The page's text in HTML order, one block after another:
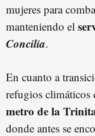
mujeres para
manteniendo el
Concilia.
En cuanto a
refugios climáticos
metro de la
donde antes se